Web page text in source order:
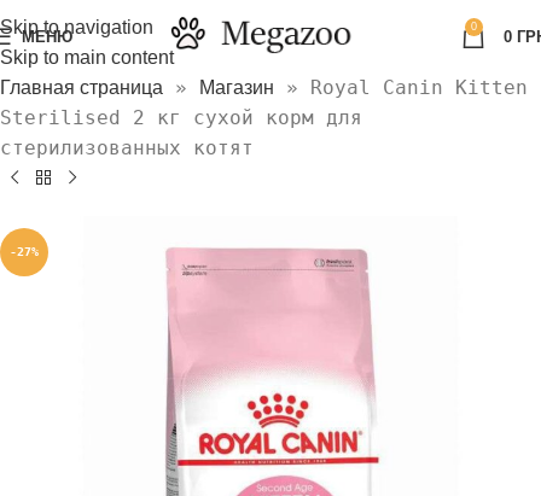
Skip to navigation
Skip to main content
МЕНЮ
0
0
Главная страница » Магазин » Royal Canin Kitten
Sterilised 2 кг сухой корм для
стерилизованных котят
-27%